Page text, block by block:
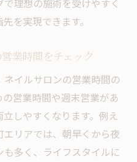
理想の施術を受けやすく
を実現できます。
業時間をチェック
イルサロンの営業時間の
営業時間や週末営業があ
しやすくなります。例え
リアでは、朝早くから夜
多く、ライフスタイルに